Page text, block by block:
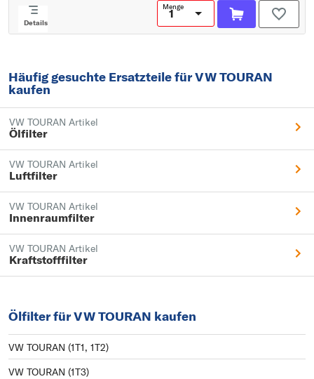
Details
Menge
Häufig gesuchte Ersatzteile für VW TOURAN
kaufen
VW TOURAN Artikel
Ölfilter
VW TOURAN Artikel
Luftfilter
VW TOURAN Artikel
Innenraumfilter
VW TOURAN Artikel
Kraftstofffilter
Ölfilter für VW TOURAN kaufen
VW TOURAN (1T1, 1T2)
VW TOURAN (1T3)